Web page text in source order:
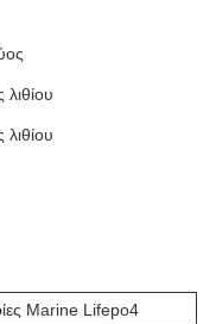
Marine Lifepo4